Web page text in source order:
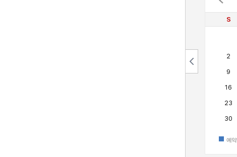
S
2
9
16
23
30
예